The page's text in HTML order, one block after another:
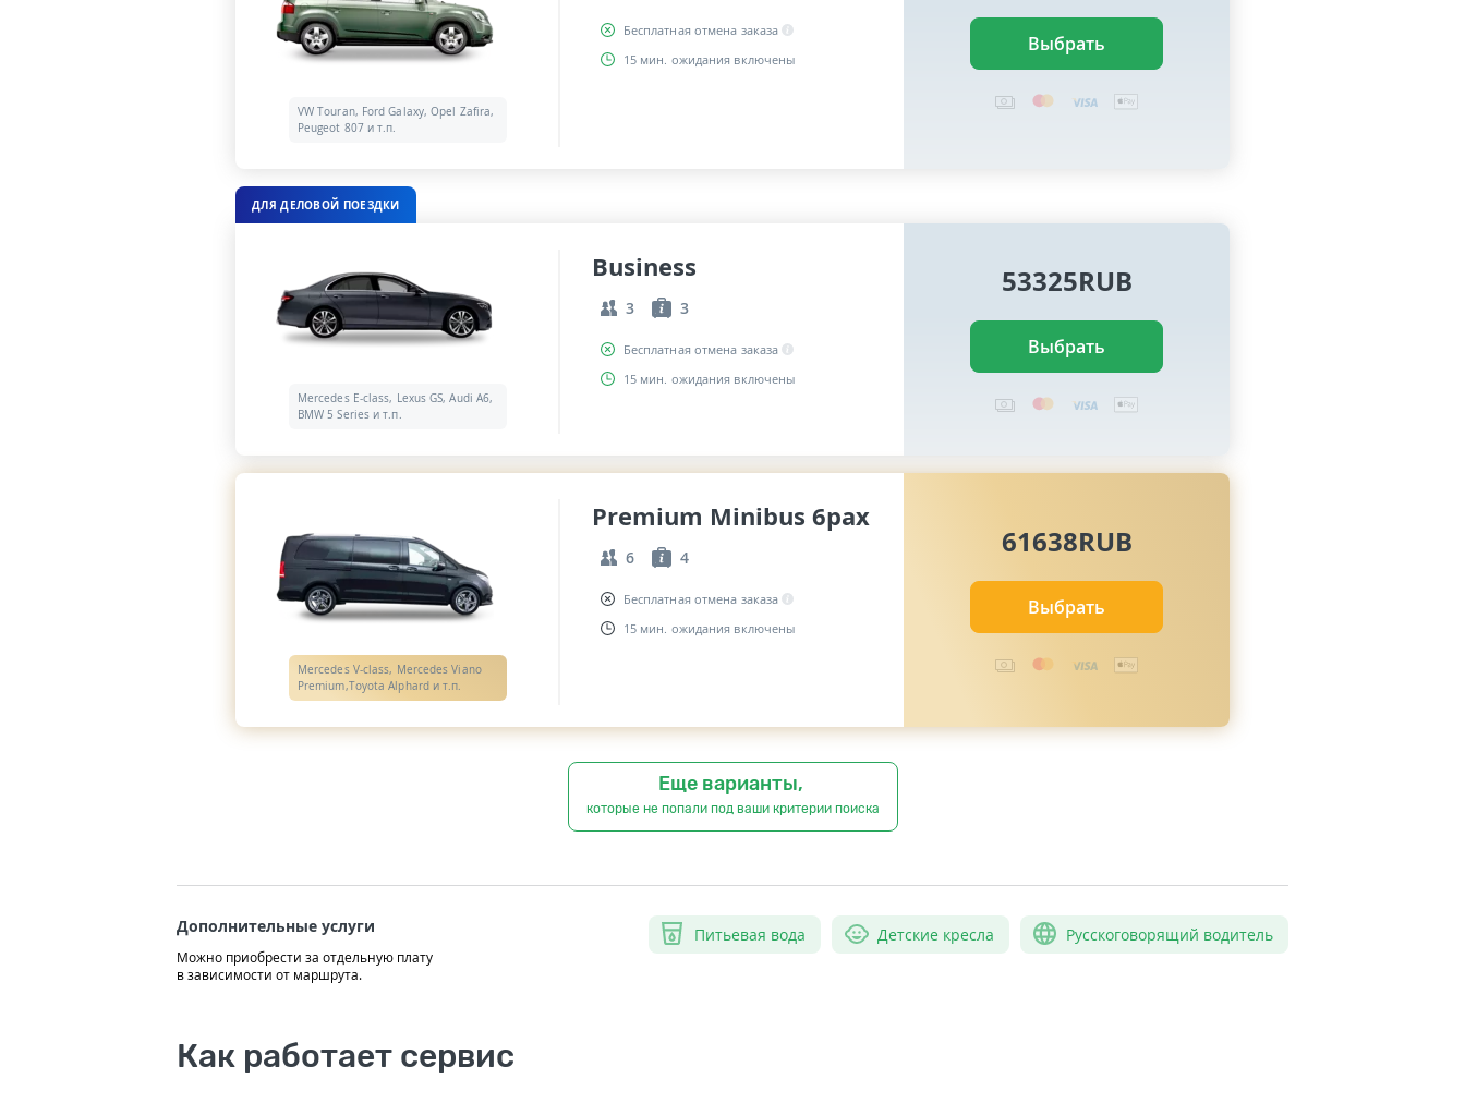
VW Touran, Ford Galaxy, Opel Zafira,
Peugeot 807 и т.п.
Бесплатная отмена заказа
15 мин. ожидания включены
Выбрать
ДЛЯ ДЕЛОВОЙ ПОЕЗДКИ
Mercedes E-class, Lexus GS, Audi A6,
BMW 5 Series и т.п.
Business
3 3
Бесплатная отмена заказа
15 мин. ожидания включены
53325RUB
Выбрать
Mercedes V-class, Mercedes Viano
Premium,Toyota Alphard и т.п.
Premium Minibus 6pax
6 4
Бесплатная отмена заказа
15 мин. ожидания включены
61638RUB
Выбрать
Еще варианты,
которые не попали под ваши критерии поиска
Дополнительные услуги
Можно приобрести за отдельную плату
в зависимости от маршрута.
Питьевая вода Детские кресла Русскоговорящий водитель
Как работает сервис